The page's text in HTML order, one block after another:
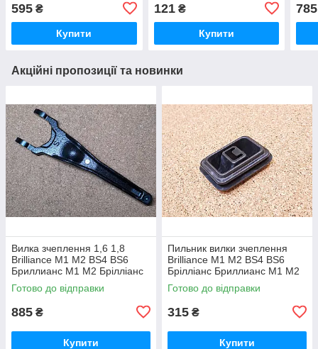
595 ₴
Купити
121₴
Купити
785
Акційні пропозиції та новинки
Вилка зчеплення 1,6 1,8
Brilliance M1 M2 BS4 BS6
Бриллианс М1 М2 Брілліанс
Готово до відправки
885 ₴
Купити
Пильник вилки зчеплення
Brilliance M1 M2 BS4 BS6
Брілліанс Бриллианс М1 М2
Готово до відправки
315 ₴
Купити